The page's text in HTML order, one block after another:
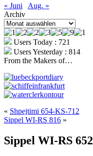
« Juni
Aug. »
Archiv
Archiv
Users Today : 721
Users Yesterday : 814
From the Makers of…
« Shpejtimi 654-KS-712
Sippel WI-RS 816 »
Sippel WI-RS 652